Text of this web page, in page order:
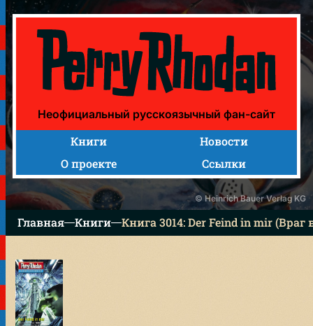
Книга 3014: Der Feind in mir (Враг во мне)
Неофициальный русскоязычный фан-сайт
Книги
Новости
О проекте
Ссылки
© Heinrich Bauer Verlag KG
Главная Книги Книга 3014: Der Feind in mir (Враг